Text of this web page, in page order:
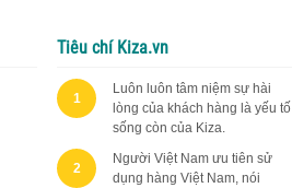
Tiêu chí Kiza.vn
1
Luôn luôn tâm niệm sự hài
lòng của khách hàng là yếu tố
sống còn của Kiza.
2
Người Việt Nam ưu tiên sử
dụng hàng Việt Nam, nói